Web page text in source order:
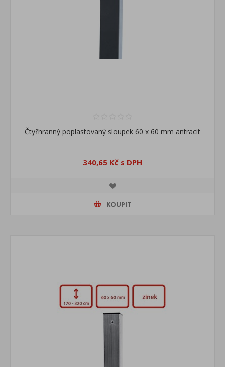
Čtyřhranný poplastovaný sloupek 60 x 60 mm antracit
340,65 Kč s DPH
KOUPIT